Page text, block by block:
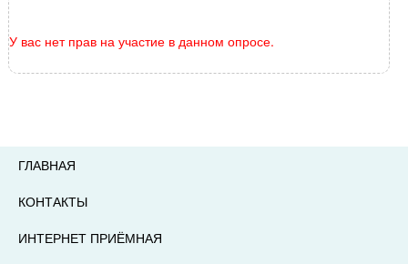
У вас нет прав на участие в данном опросе.
ГЛАВНАЯ
КОНТАКТЫ
ИНТЕРНЕТ ПРИЁМНАЯ